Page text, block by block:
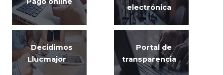
electrónica
Decidimos
Llucmajor
Portal de
transparencia